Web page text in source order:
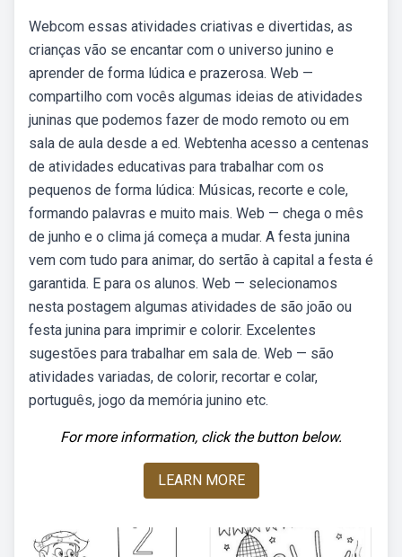
Webcom essas atividades criativas e divertidas, as
crianças vão se encantar com o universo junino e
aprender de forma lúdica e prazerosa. Web —
compartilho com vocês algumas ideias de atividades
juninas que podemos fazer de modo remoto ou em
sala de aula desde a ed. Webtenha acesso a centenas
de atividades educativas para trabalhar com os
pequenos de forma lúdica: Músicas, recorte e cole,
formando palavras e muito mais. Web — chega o mês
de junho e o clima já começa a mudar. A festa junina
vem com tudo para animar, do sertão à capital a festa é
garantida. E para os alunos. Web — selecionamos
nesta postagem algumas atividades de são joão ou
festa junina para imprimir e colorir. Excelentes
sugestões para trabalhar em sala de. Web — são
atividades variadas, de colorir, recortar e colar,
português, jogo da memória junino etc.
For more information, click the button below.
LEARN MORE